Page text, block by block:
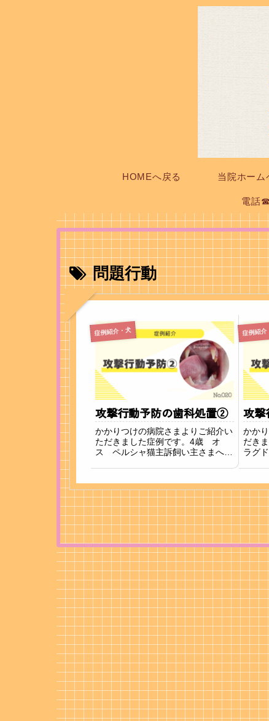
HOMEへ戻る 当院ホーム
電話☎
問題行動
症例紹介・犬
攻撃行動予防の歯科処置②
かかりつけの病院さまよりご紹介い
ただきました症例です。4歳 オ
ス ペルシャ猫主訴飼い主さまへの
が攻撃行動を受け酷く咬まれて顔や
てしまうため、犬歯...
症例紹介
攻
かか
だき
ラグ
撃行
きま